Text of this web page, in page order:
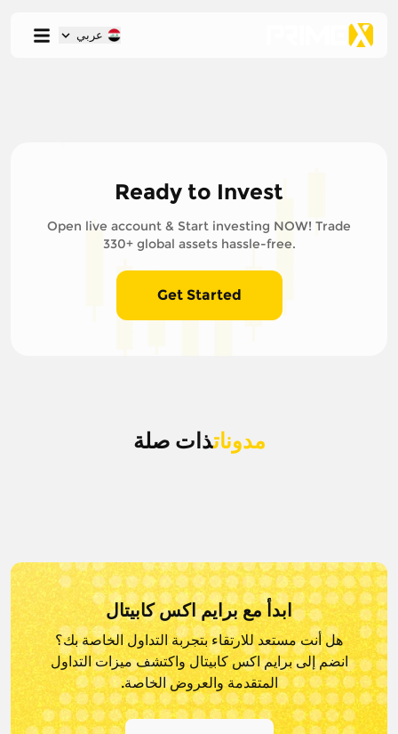
عربي
Ready to Invest
Open live account & Start investing NOW! Trade
330+ global assets hassle-free.
Get Started
مدوناتذات صلة
ابدأ مع برايم اكس كابيتال
هل أنت مستعد للارتقاء بتجربة التداول الخاصة بك؟
انضم إلى برايم اكس كابيتال واكتشف ميزات التداول
المتقدمة والعروض الخاصة.